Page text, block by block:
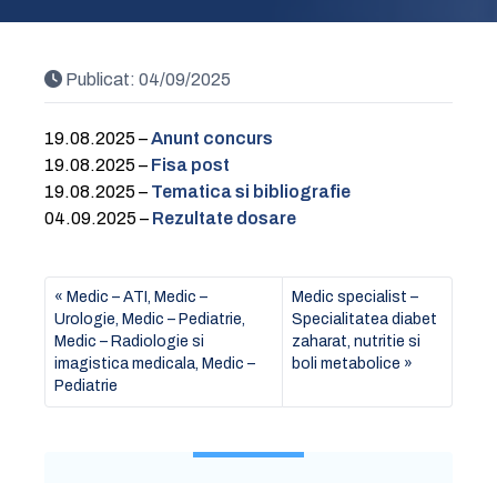
Publicat: 04/09/2025
19.08.2025 –Anunt concurs
19.08.2025 – Fisa post
19.08.2025 – Tematica si bibliografie
04.09.2025 – Rezultate dosare
Medic – ATI, Medic –
Urologie, Medic – Pediatrie,
Medic – Radiologie si
imagistica medicala, Medic –
Pediatrie
Medic specialist –
Specialitatea diabet
zaharat, nutritie si
boli metabolice